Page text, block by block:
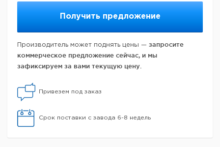
Получить предложение
Производитель может поднять цены — запросите
коммерческое предложение сейчас, и мы
зафиксируем за вами текущую цену.
Привезем под заказ
Срок поставки с завода 6-8 недель